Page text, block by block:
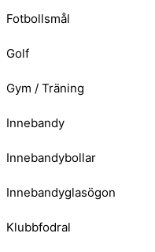
Fotbollsmål
Golf
Gym / Träning
Innebandy
Innebandybollar
Innebandyglasögon
Klubbfodral